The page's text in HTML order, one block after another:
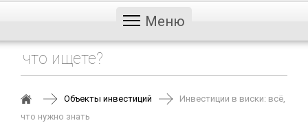
Меню
Объекты инвестиций
Инвестиции в виски: всё,
что нужно знать